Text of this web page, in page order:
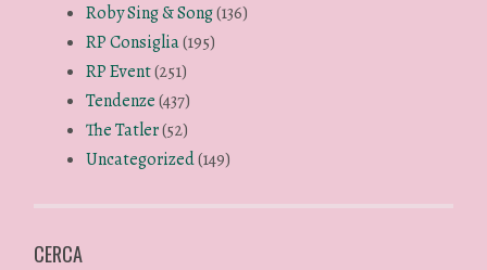
Roby Sing & Song(136)
RP Consiglia(195)
RP Event(251)
Tendenze(437)
The Tatler(52)
Uncategorized(149)
CERCA